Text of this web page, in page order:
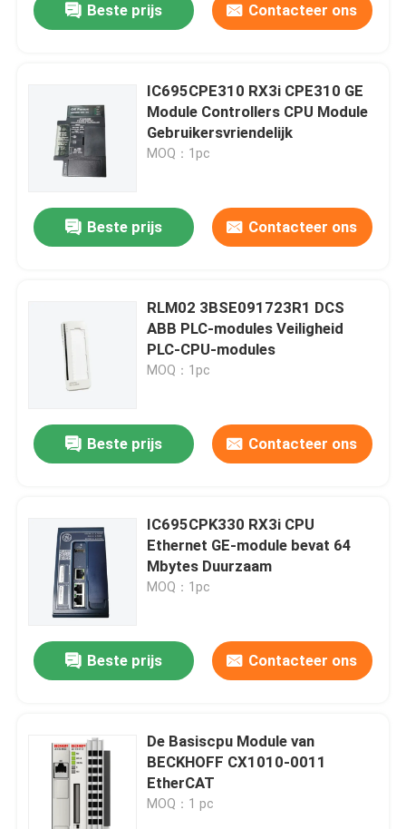
Producten
Beste prijs Contacteer ons
IC695CPE310 RX3i CPE310 GE
Module Controllers CPU Module
Gebruikersvriendelijk
MOQ：1pc
Beste prijs Contacteer ons
RLM02 3BSE091723R1 DCS
ABB PLC-modules Veiligheid
PLC-CPU-modules
MOQ：1pc
Beste prijs Contacteer ons
IC695CPK330 RX3i CPU
Ethernet GE-module bevat 64
Mbytes Duurzaam
MOQ：1pc
Beste prijs Contacteer ons
De Basiscpu Module van
BECKHOFF CX1010-0011
EtherCAT
MOQ：1 pc